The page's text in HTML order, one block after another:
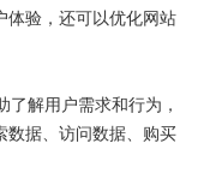
体验，还可以优化网站
解用户需求和行为，
数据、访问数据、购买